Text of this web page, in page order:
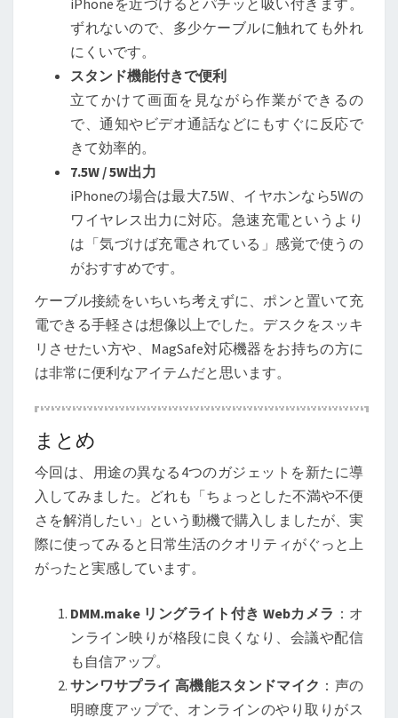
iPhoneを近づけるとパチッと吸い付きます。
ずれないので、多少ケーブルに触れても外れ
にくいです。
スタンド機能付きで便利
立てかけて画面を見ながら作業ができるの
で、通知やビデオ通話などにもすぐに反応で
きて効率的。
7.5W / 5W出力
iPhoneの場合は最大7.5W、イヤホンなら5Wの
ワイヤレス出力に対応。急速充電というより
は「気づけば充電されている」感覚で使うの
がおすすめです。
ケーブル接続をいちいち考えずに、ポンと置いて充
電できる手軽さは想像以上でした。デスクをスッキ
リさせたい方や、MagSafe対応機器をお持ちの方に
は非常に便利なアイテムだと思います。
まとめ
今回は、用途の異なる4つのガジェットを新たに導
入してみました。どれも「ちょっとした不満や不便
さを解消したい」という動機で購入しましたが、実
際に使ってみると日常生活のクオリティがぐっと上
がったと実感しています。
DMM.make リングライト付き Webカメラ ：オ
ンライン映りが格段に良くなり、会議や配信
も自信アップ。
サンワサプライ 高機能スタンドマイク ：声の
明瞭度アップで、オンラインのやり取りがス